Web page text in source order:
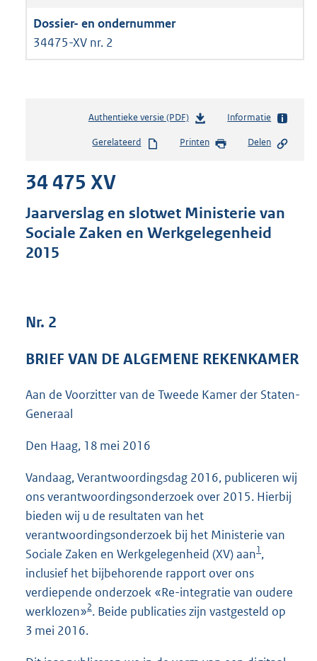
34475-XV nr. 2
Authentieke versie (PDF)b
s
d
g
4
b
Informatie
Gerelateerd Printen Delen
34 475 XV
Jaarverslag en slotwet Ministerie van
Sociale Zaken en Werkgelegenheid
2015
Nr. 2
BRIEF VAN DE ALGEMENE REKENKAMER
Aan de Voorzitter van de Tweede Kamer der Staten-
Generaal
Den Haag, 18 mei 2016
Vandaag, Verantwoordingsdag 2016, publiceren wij
ons verantwoordingsonderzoek over 2015. Hierbij
bieden wij u de resultaten van het
verantwoordingsonderzoek bij het Ministerie van
Sociale Zaken en Werkgelegenheid (XV) aan1,
inclusief het bijbehorende rapport over ons
verdiepende onderzoek «Re-integratie van oudere
werklozen»2. Beide publicaties zijn vastgesteld op
3 mei 2016.